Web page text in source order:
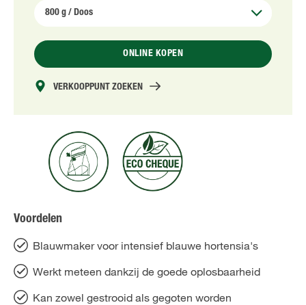
ONLINE KOPEN
VERKOOPPUNT ZOEKEN
Voordelen
Blauwmaker voor intensief blauwe hortensia's
Werkt meteen dankzij de goede oplosbaarheid
Kan zowel gestrooid als gegoten worden